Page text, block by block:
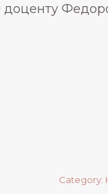
Category: